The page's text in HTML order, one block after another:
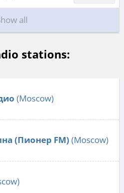
all
stations:
(Moscow)
(Пионер FM) (Moscow)